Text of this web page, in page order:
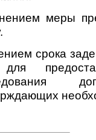
меры
срока